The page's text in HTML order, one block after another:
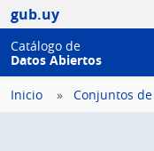
gub.uy
Catálogo de
Datos Abiertos
Inicio Conjuntos de